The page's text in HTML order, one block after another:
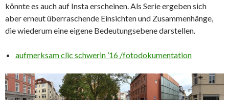
könnte es auch auf Insta erscheinen. Als Serie ergeben sich
aber erneut überraschende Einsichten und Zusammenhänge,
die wiederum eine eigene Bedeutungsebene darstellen.
aufmerksam clic schwerin ’16 /fotodokumentation